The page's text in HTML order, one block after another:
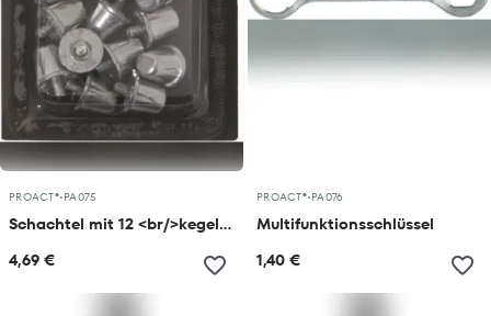
PROACT®•PA075
Schachtel mit 12 <br/>kegelförmigen Alustollen
4,69 €
PROACT®•PA076
Multifunktionsschlüssel
1,40 €